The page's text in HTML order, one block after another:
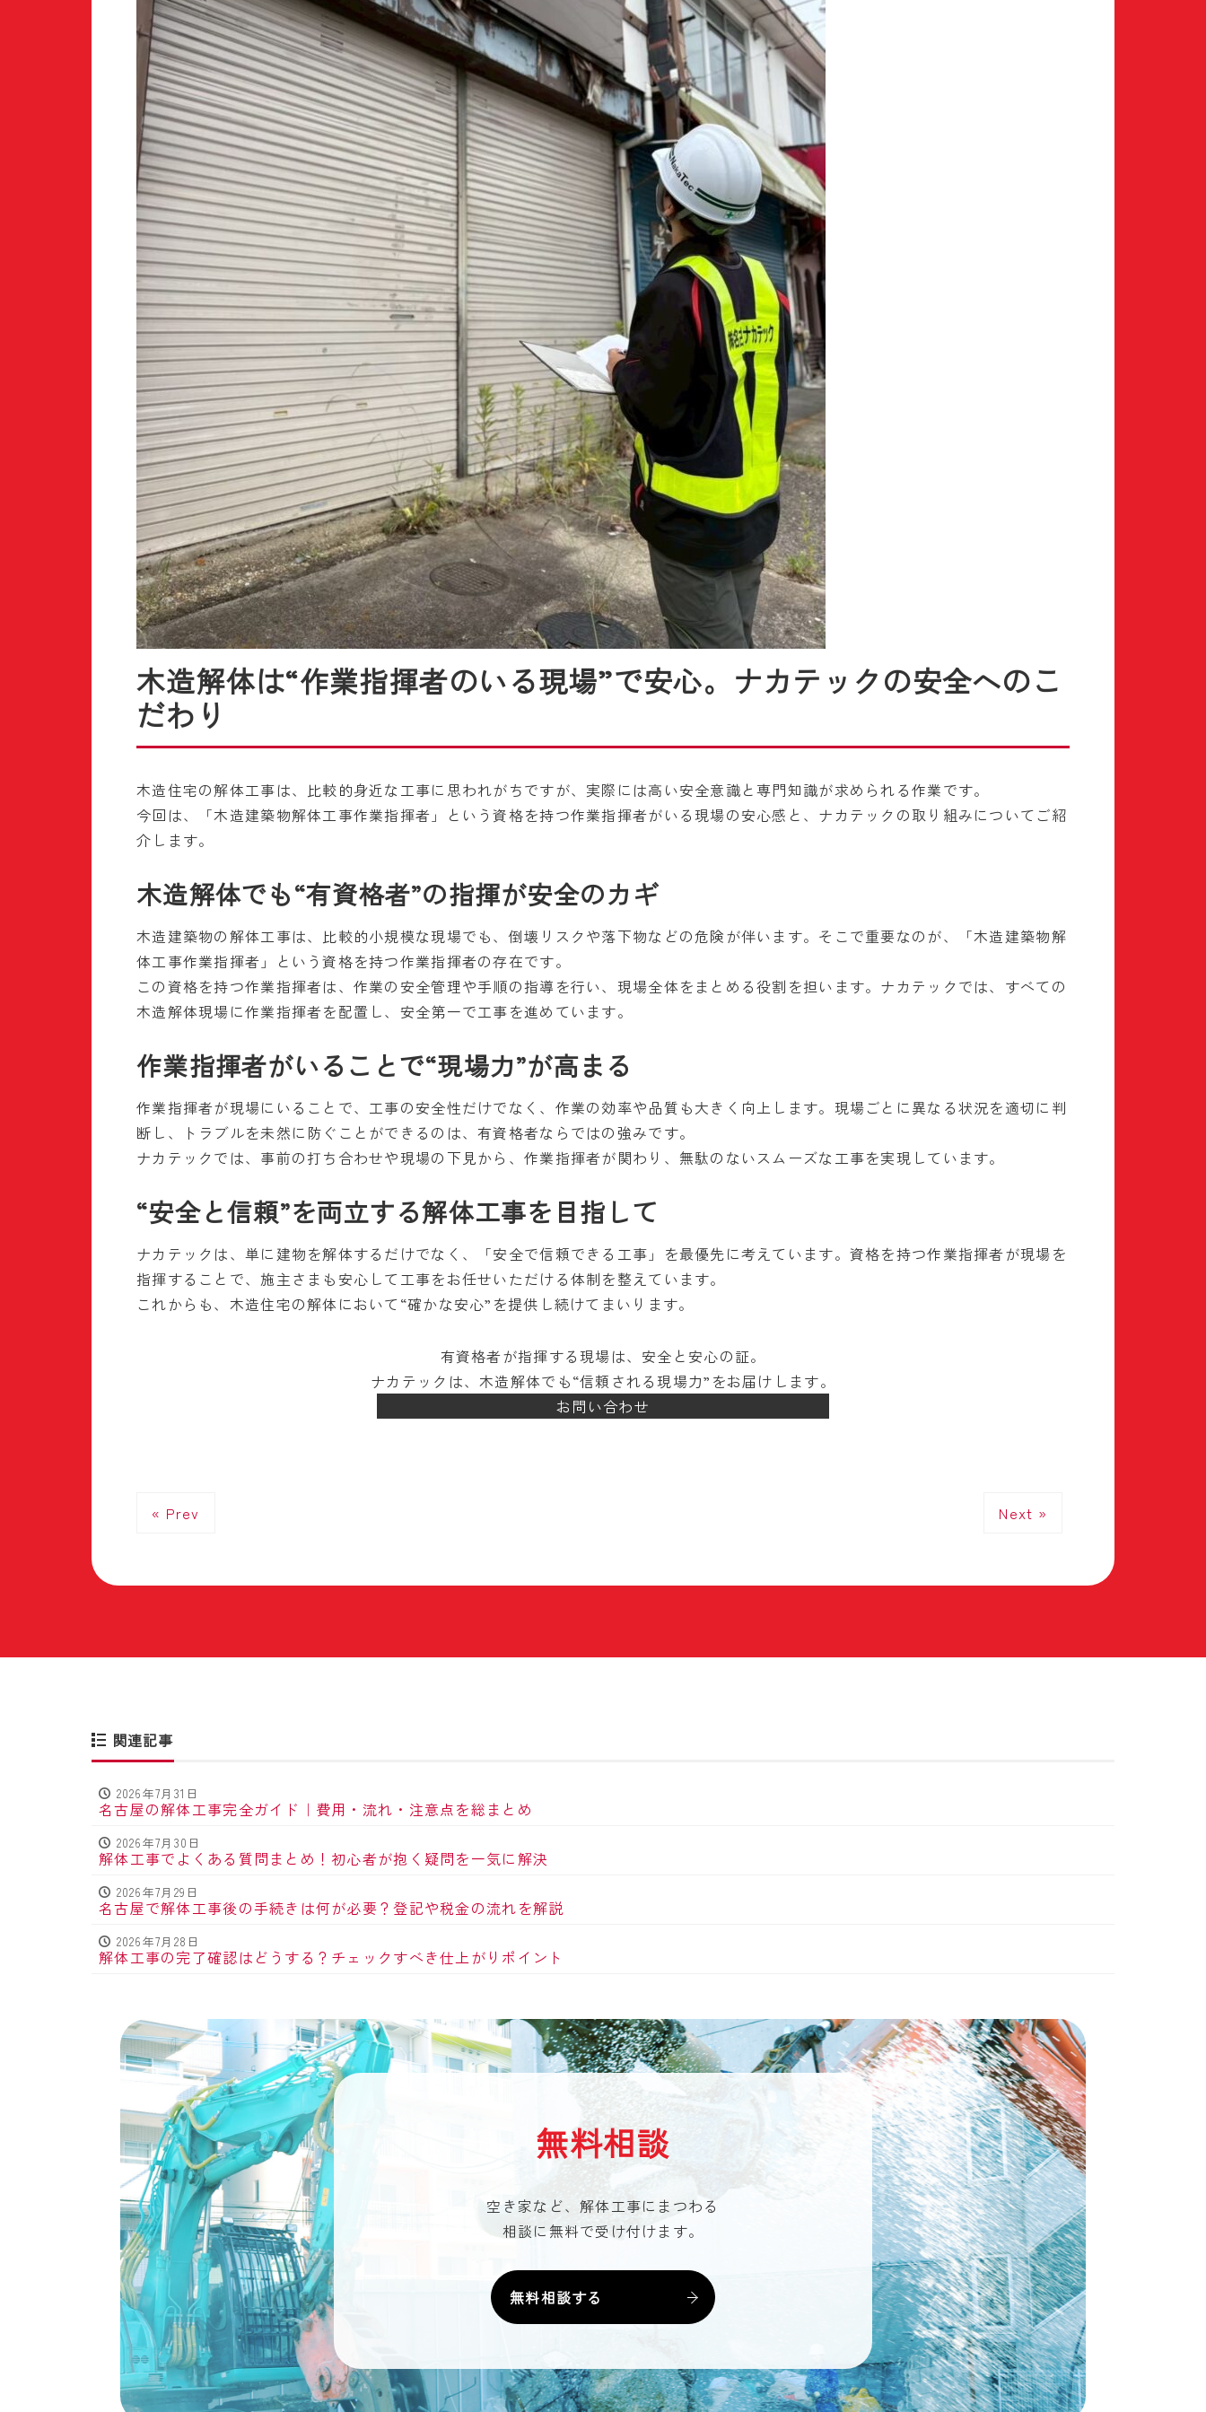
木造解体は“作業指揮者のいる現場”で安心。ナカテックの安全へのこ
だわり
木造住宅の解体工事は、比較的身近な工事に思われがちですが、実際には高い安全意識と専門知識が求められる作業です。
今回は、「木造建築物解体工事作業指揮者」という資格を持つ作業指揮者がいる現場の安心感と、ナカテックの取り組みについてご紹
介します。
木造解体でも“有資格者”の指揮が安全のカギ
木造建築物の解体工事は、比較的小規模な現場でも、倒壊リスクや落下物などの危険が伴います。そこで重要なのが、「木造建築物解
体工事作業指揮者」という資格を持つ作業指揮者の存在です。
この資格を持つ作業指揮者は、作業の安全管理や手順の指導を行い、現場全体をまとめる役割を担います。ナカテックでは、すべての
木造解体現場に作業指揮者を配置し、安全第一で工事を進めています。
作業指揮者がいることで“現場力”が高まる
作業指揮者が現場にいることで、工事の安全性だけでなく、作業の効率や品質も大きく向上します。現場ごとに異なる状況を適切に判
断し、トラブルを未然に防ぐことができるのは、有資格者ならではの強みです。
ナカテックでは、事前の打ち合わせや現場の下見から、作業指揮者が関わり、無駄のないスムーズな工事を実現しています。
“安全と信頼”を両立する解体工事を目指して
ナカテックは、単に建物を解体するだけでなく、「安全で信頼できる工事」を最優先に考えています。資格を持つ作業指揮者が現場を
指揮することで、施主さまも安心して工事をお任せいただける体制を整えています。
これからも、木造住宅の解体において“確かな安心”を提供し続けてまいります。
有資格者が指揮する現場は、安全と安心の証。
ナカテックは、木造解体でも“信頼される現場力”をお届けします。
お問い合わせ
« Prev Next »
関連記事
2026年7月31日
名古屋の解体工事完全ガイド｜費用・流れ・注意点を総まとめ
2026年7月30日
解体工事でよくある質問まとめ！初心者が抱く疑問を一気に解決
2026年7月29日
名古屋で解体工事後の手続きは何が必要？登記や税金の流れを解説
2026年7月28日
解体工事の完了確認はどうする？チェックすべき仕上がりポイント
無料相談
空き家など、解体工事にまつわる
相談に無料で受け付けます。
無料相談する